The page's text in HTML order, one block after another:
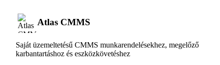
Atlas CMMS
Saját üzemeltetésű CMMS munkarendelésekhez, megelőző
karbantartáshoz és eszközkövetéshez